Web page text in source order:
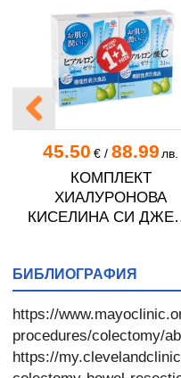
45.50 €/ 88.99 лв.
КОМПЛЕКТ
ХИАЛУРОНОВА
КИСЕЛИНА СИ
БИБЛИОГРАФИЯ
https://
procedures/colectomy/
https://